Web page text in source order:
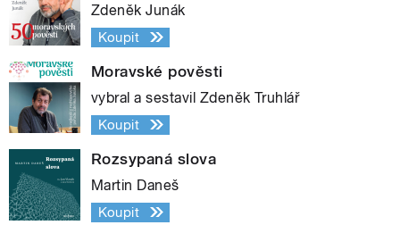
Zdeněk Junák
Koupit
Moravské pověsti
vybral a sestavil Zdeněk Truhlář
Koupit
Rozsypaná slova
Martin Daneš
Koupit